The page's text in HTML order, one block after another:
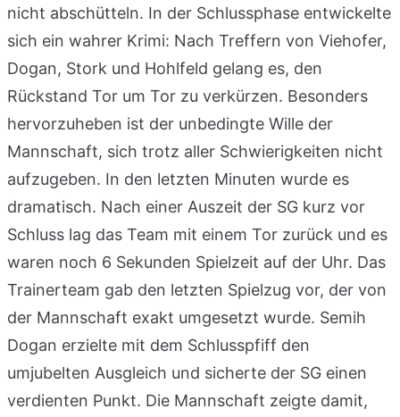
nicht abschütteln. In der Schlussphase entwickelte
sich ein wahrer Krimi: Nach Treffern von Viehofer,
Dogan, Stork und Hohlfeld gelang es, den
Rückstand Tor um Tor zu verkürzen. Besonders
hervorzuheben ist der unbedingte Wille der
Mannschaft, sich trotz aller Schwierigkeiten nicht
aufzugeben. In den letzten Minuten wurde es
dramatisch. Nach einer Auszeit der SG kurz vor
Schluss lag das Team mit einem Tor zurück und es
waren noch 6 Sekunden Spielzeit auf der Uhr. Das
Trainerteam gab den letzten Spielzug vor, der von
der Mannschaft exakt umgesetzt wurde. Semih
Dogan erzielte mit dem Schlusspfiff den
umjubelten Ausgleich und sicherte der SG einen
verdienten Punkt. Die Mannschaft zeigte damit,